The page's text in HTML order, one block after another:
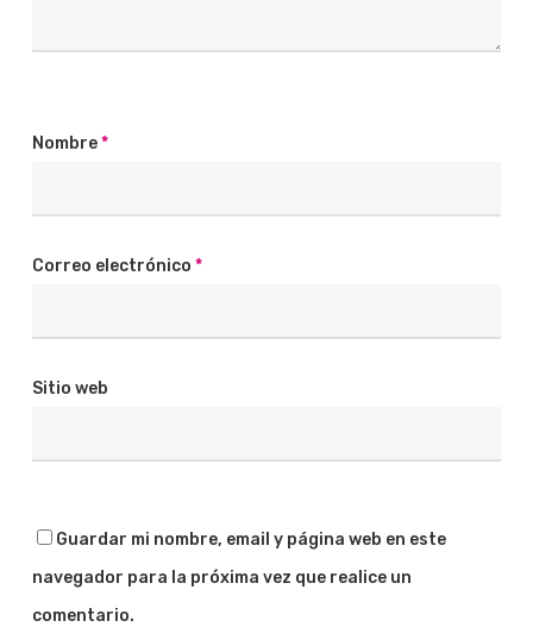
Nombre*
Correo electrónico *
Sitio web
Guardar mi nombre, email y página web en este
navegador para la próxima vez que realice un
comentario.